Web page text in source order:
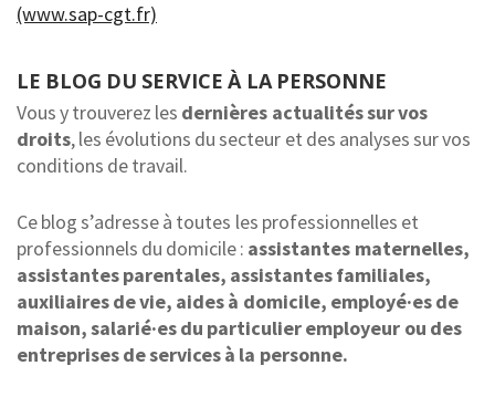
(www.sap-cgt.fr)
LE BLOG DU SERVICE À LA PERSONNE
Vous y trouverez les dernières actualités sur vos
droits, les évolutions du secteur et des analyses sur vos
conditions de travail.
Ce blog s’adresse à toutes les professionnelles et
professionnels du domicile : assistantes maternelles,
assistantes parentales, assistantes familiales,
auxiliaires de vie, aides à domicile, employé·es de
maison, salarié·es du particulier employeur ou des
entreprises de services à la personne.